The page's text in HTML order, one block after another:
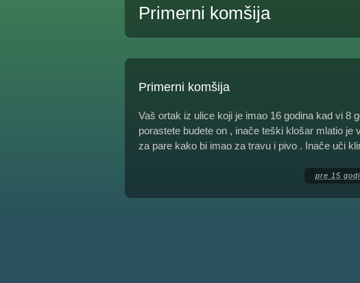
Primerni komšija
Primerni komšija
Vaš ortak iz ulice koji je imao 16 godina kad vi 8
porastete budete on , inače teški klošar mlatio je
za pare kako bi imao za travu i pivo . Inače uči
pre 15